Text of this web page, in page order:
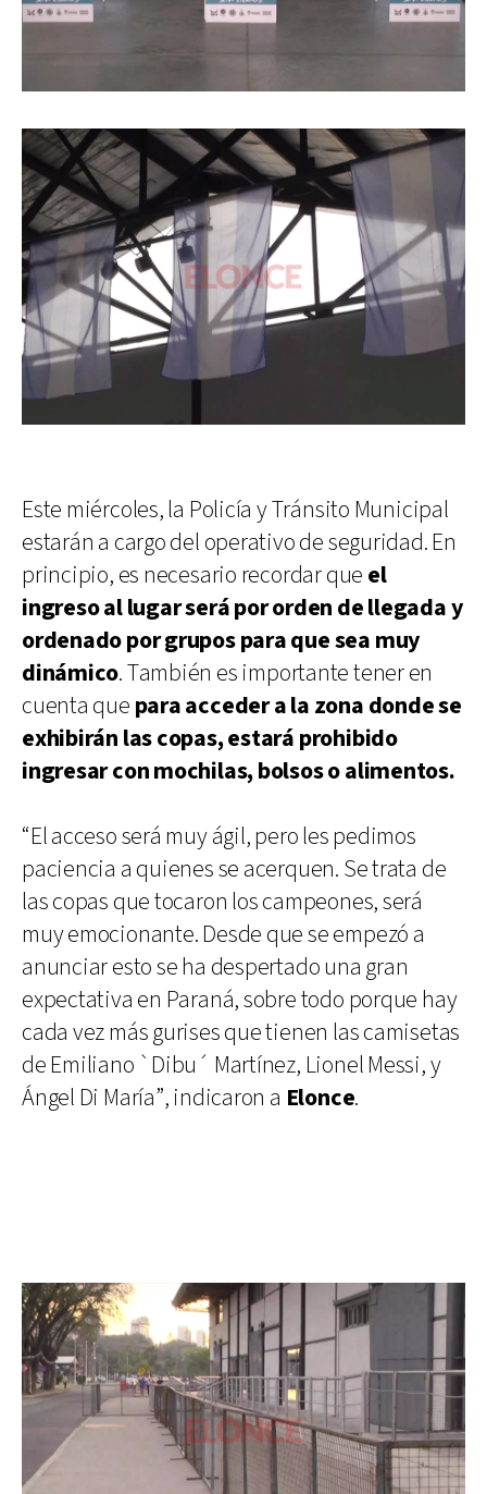
Este miércoles, la Policía y Tránsito Municipal
estarán a cargo del operativo de seguridad. En
principio, es necesario recordar que el
ingreso al lugar será por orden de llegada y
ordenado por grupos para que sea muy
dinámico. También es importante tener en
cuenta que para acceder a la zona donde se
exhibirán las copas, estará prohibido
ingresar con mochilas, bolsos o alimentos.
“El acceso será muy ágil, pero les pedimos
paciencia a quienes se acerquen. Se trata de
las copas que tocaron los campeones, será
muy emocionante. Desde que se empezó a
anunciar esto se ha despertado una gran
expectativa en Paraná, sobre todo porque hay
cada vez más gurises que tienen las camisetas
de Emiliano `Dibu´ Martínez, Lionel Messi, y
Ángel Di María”, indicaron a Elonce.